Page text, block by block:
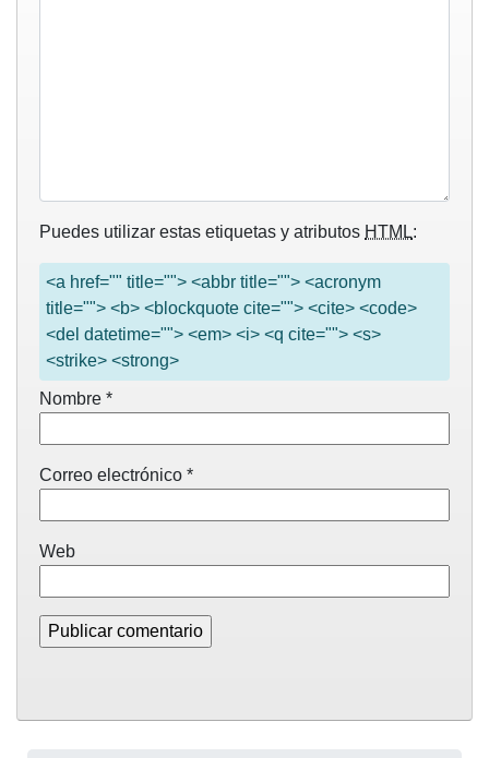
Puedes utilizar estas etiquetas y atributos HTML:
<a href="" title=""> <abbr title=""> <acronym
title=""> <b> <blockquote cite=""> <cite> <code>
<del datetime=""> <em> <i> <q cite=""> <s>
<strike> <strong>
Nombre *
Correo electrónico *
Web